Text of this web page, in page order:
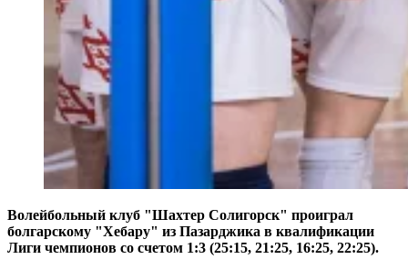
Волейбольный клуб "Шахтер Солигорск" проиграл
болгарскому "Хебару" из Пазарджика в квалификации
Лиги чемпионов со счетом 1:3 (25:15, 21:25, 16:25, 22:25).